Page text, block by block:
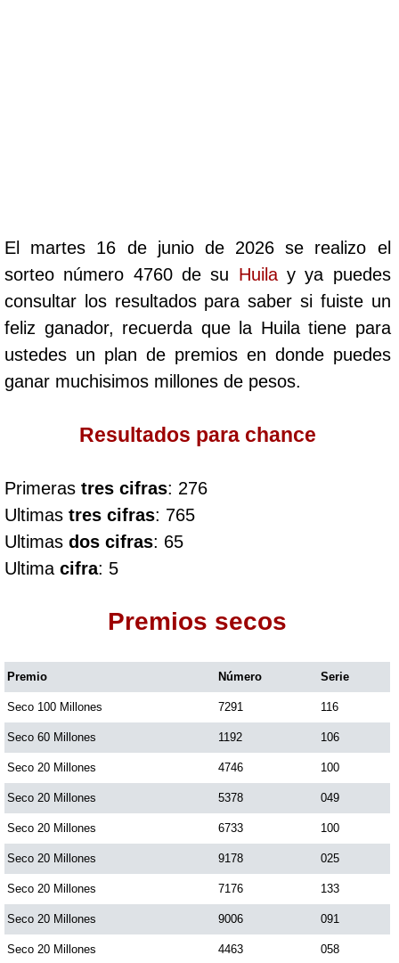
Cafeterito Noche
Caribeña Día
Caribeña Noche
Culona día
Culona noche
Dorado Mañana
Dorado Noche
Fantástica Día
Fantástica Noche
Motilon Tarde
Motilon Noche
El martes 16 de junio de 2026 se realizo el
sorteo número 4760 de su Huilay ya puedes
consultar los resultados para saber si fuiste un
feliz ganador, recuerda que la Huila tiene para
ustedes un plan de premios en donde puedes
ganar muchisimos millones de pesos.
Resultados para chance
Primeras tres cifras: 276
Ultimas tres cifras: 765
Ultimas dos cifras: 65
Ultima cifra: 5
Premios secos
Premio Número Serie
Seco 100 Millones 7291 116
Seco 60 Millones 1192 106
Seco 20 Millones 4746 100
Seco 20 Millones 5378 049
Seco 20 Millones 6733 100
Seco 20 Millones 9178 025
Seco 20 Millones 7176 133
Seco 20 Millones 9006 091
Seco 20 Millones 4463 058